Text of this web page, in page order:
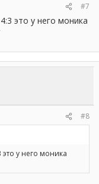
#7
это у него моника
#8
у него моника